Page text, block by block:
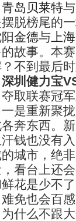
青岛贝莱特与
脱榜尾的
金德与 上
故事。本
不到最后
健力宝
联赛冠军
是重新聚
各奔东西。
钱也没有
城市，绝
看台上还
花是少不
免也会百感
么不跟大